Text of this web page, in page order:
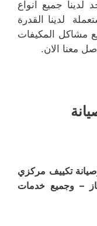
جميع انواع
لدينا القدرة
مشاكل المكيفات
معنا الان.
تكييف مركزي
– وجميع خدمات